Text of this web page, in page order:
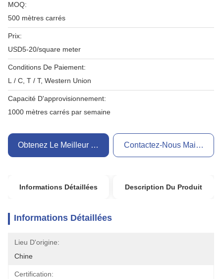
MOQ:
500 mètres carrés
Prix:
USD5-20/square meter
Conditions De Paiement:
L / C, T / T, Western Union
Capacité D'approvisionnement:
1000 mètres carrés par semaine
Obtenez Le Meilleur Prix Contactez-Nous Maintenant
Informations Détaillées Description Du Produit
Informations Détaillées
Lieu D'origine:
Chine
Certification: